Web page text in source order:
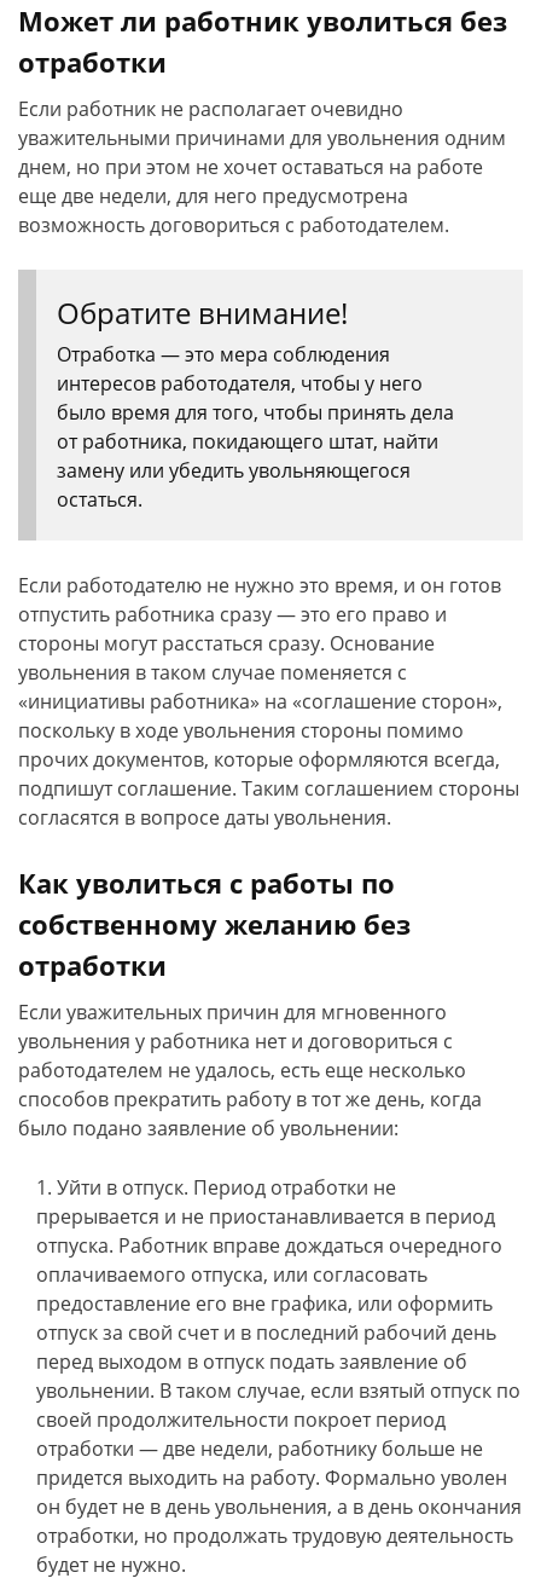
Может ли работник уволиться без
отработки
Если работник не располагает очевидно
уважительными причинами для увольнения одним
днем, но при этом не хочет оставаться на работе
еще две недели, для него предусмотрена
возможность договориться с работодателем.
Обратите внимание!
Отработка — это мера соблюдения
интересов работодателя, чтобы у него
было время для того, чтобы принять дела
от работника, покидающего штат, найти
замену или убедить увольняющегося
остаться.
Если работодателю не нужно это время, и он готов
отпустить работника сразу — это его право и
стороны могут расстаться сразу. Основание
увольнения в таком случае поменяется с
«инициативы работника» на «соглашение сторон»,
поскольку в ходе увольнения стороны помимо
прочих документов, которые оформляются всегда,
подпишут соглашение. Таким соглашением стороны
согласятся в вопросе даты увольнения.
Как уволиться с работы по
собственному желанию без
отработки
Если уважительных причин для мгновенного
увольнения у работника нет и договориться с
работодателем не удалось, есть еще несколько
способов прекратить работу в тот же день, когда
было подано заявление об увольнении:
Уйти в отпуск. Период отработки не
прерывается и не приостанавливается в период
отпуска. Работник вправе дождаться очередного
оплачиваемого отпуска, или согласовать
предоставление его вне графика, или оформить
отпуск за свой счет и в последний рабочий день
перед выходом в отпуск подать заявление об
увольнении. В таком случае, если взятый отпуск по
своей продолжительности покроет период
отработки — две недели, работнику больше не
придется выходить на работу. Формально уволен
он будет не в день увольнения, а в день окончания
отработки, но продолжать трудовую деятельность
будет не нужно.